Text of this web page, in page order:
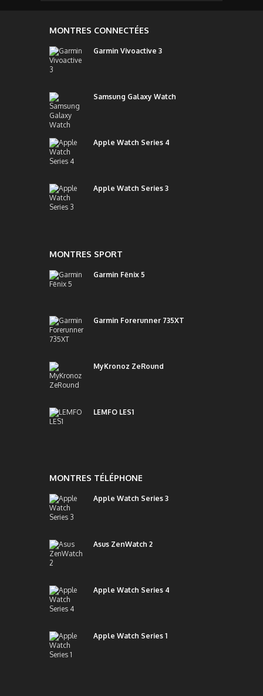
MONTRES CONNECTÉES
Garmin Vivoactive 3
Samsung Galaxy Watch
Apple Watch Series 4
Apple Watch Series 3
MONTRES SPORT
Garmin Fēnix 5
Garmin Forerunner 735XT
MyKronoz ZeRound
LEMFO LES1
MONTRES TÉLÉPHONE
Apple Watch Series 3
Asus ZenWatch 2
Apple Watch Series 4
Apple Watch Series 1